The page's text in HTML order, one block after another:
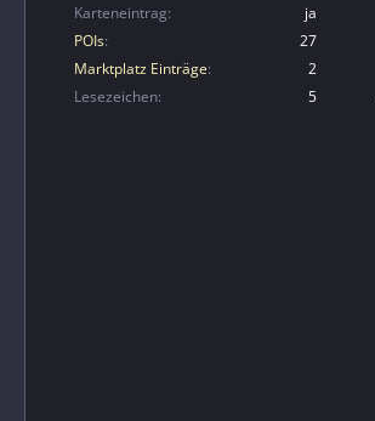
Karteneintrag
ja
POIs
27
Marktplatz Einträge
2
Lesezeichen
5